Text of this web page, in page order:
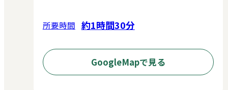
所要時間 約1時間30分
GoogleMapで見る